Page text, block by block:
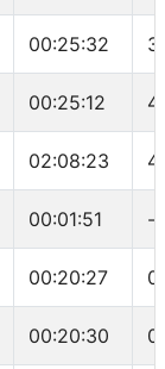
00:25:32
00:25:12
02:08:23
00:01:51 -
00:20:27
00:20:30